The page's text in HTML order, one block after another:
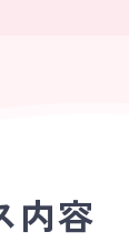
内容